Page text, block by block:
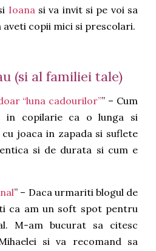
Ioanasi va invit si pe voi sa
aveti copii mici si prescolari.
(si al familiei tale)
“luna cadourilor”” – Cum
in copilarie ca o lunga si
joaca in zapada si suflete
si de durata si cum e
” – Daca urmariti blogul de
ca am un soft spot pentru
M-am bucurat sa citesc
si va recomand sa